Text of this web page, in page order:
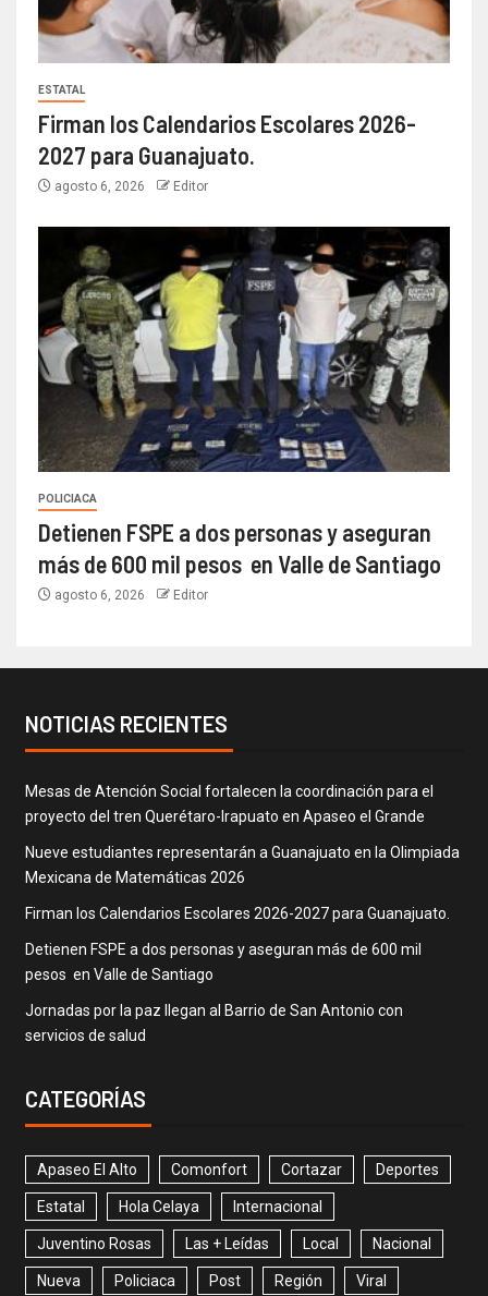
ESTATAL
Firman los Calendarios Escolares 2026-
2027 para Guanajuato.
agosto 6, 2026 Editor
POLICIACA
Detienen FSPE a dos personas y aseguran
más de 600 mil pesos en Valle de Santiago
agosto 6, 2026 Editor
NOTICIAS RECIENTES
Mesas de Atención Social fortalecen la coordinación para el
proyecto del tren Querétaro-Irapuato en Apaseo el Grande
Nueve estudiantes representarán a Guanajuato en la Olimpiada
Mexicana de Matemáticas 2026
Firman los Calendarios Escolares 2026-2027 para Guanajuato.
Detienen FSPE a dos personas y aseguran más de 600 mil
pesos en Valle de Santiago
Jornadas por la paz llegan al Barrio de San Antonio con
servicios de salud
CATEGORÍAS
Apaseo El Alto Comonfort Cortazar Deportes
Estatal Hola Celaya Internacional
Juventino Rosas Las + Leídas Local Nacional
Nueva Policiaca Post Región Viral